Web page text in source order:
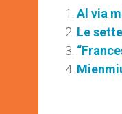
Al via
Le